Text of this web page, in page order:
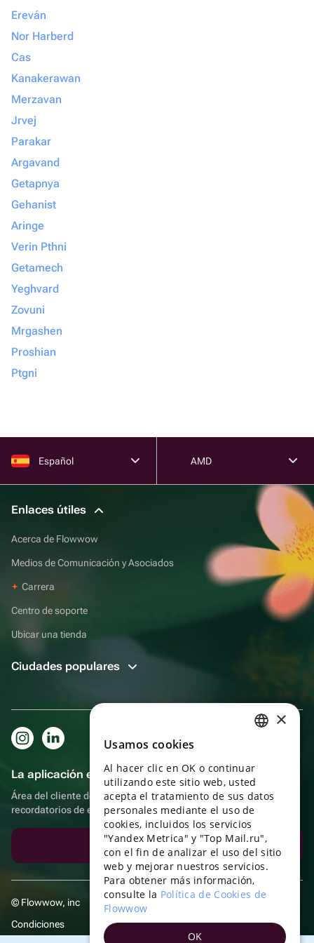
безупречно, смело обращайтесь
именно сюда. Вы точно не пожалеете!
Ereván
Nor Harberd
Cas
Kanakerawan
Merzavan
Jrvej
Parakar
Argavand
Getapnya
Gehanist
Aringe
Verin Pthni
Getamech
Yeghvard
Zovuni
Mrgashen
Proshian
Ptgni
Español AMD
Enlaces útiles
Acerca de Flowwow
Medios de Comunicación y Asociados
Carrera
Centro de soporte
Ubicar una tienda
Ciudades populares
La aplicación es aún más práctica.
Área del cliente del destinatario, más bonos por compras y
recordatorios de eventos
Descargar la aplicación
© Flowwow, inc
Condiciones
ENGLISH
UKRAINIAN
PORTUGUESE
SPANISH
HUNGARIAN
ITALIAN
×
Usamos cookies
Al hacer clic en OK o continuar
utilizando este sitio web, usted
acepta el tratamiento de sus datos
personales mediante el uso de
cookies, incluidos los servicios
"Yandex Metrica" y "Top Mail.ru",
con el fin de analizar el uso del sitio
web y mejorar nuestros servicios.
Para obtener más información,
consulte la Política de Cookies de
Flowwow
OK